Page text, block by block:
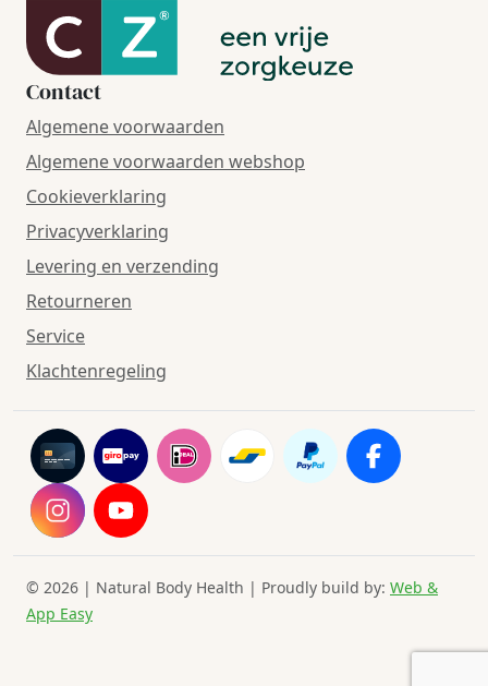
Contact
Algemene voorwaarden
Algemene voorwaarden webshop
Cookieverklaring
Privacyverklaring
Levering en verzending
Retourneren
Service
Klachtenregeling
© 2026 | Natural Body Health | Proudly build by: Web &
App Easy